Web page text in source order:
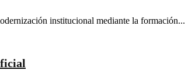
institucional mediante la formación...